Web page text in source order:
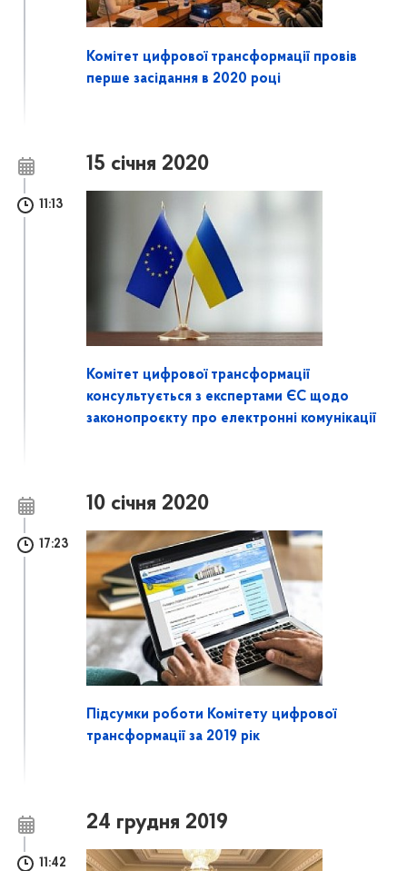
Комітет цифрової трансформації провів
перше засідання в 2020 році
15 січня 2020
11:13
Комітет цифрової трансформації
консультується з експертами ЄС щодо
законопроєкту про електронні комунікації
10 січня 2020
17:23
Підсумки роботи Комітету цифрової
трансформації за 2019 рік
24 грудня 2019
11:42